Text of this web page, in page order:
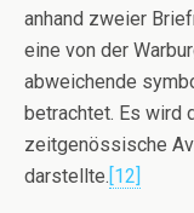
anhand zweier
eine von der
abweichende
betrachtet. Es wird
zeitgenössische
darstellte.[12]